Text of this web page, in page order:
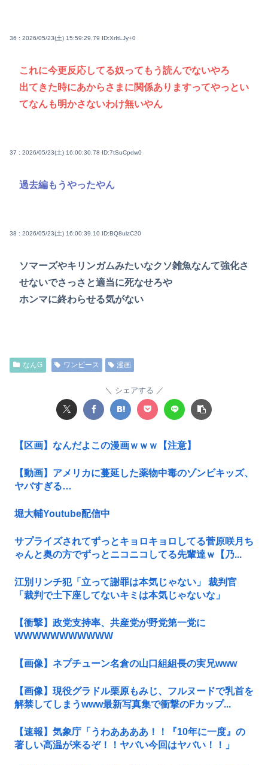
36 : 2026/05/23(土) 15:59:29.79 ID:XrItLJy+0
これに今更反応してる奴ってもう読んでないやろ
出てきた時にあからさまに関係ありますってやっとい
てなんも明かさないわけ無いやん
37 : 2026/05/23(土) 16:00:30.78 ID:7tSuCpdw0
過去編もうやったやん
38 : 2026/05/23(土) 16:00:39.10 ID:BQ8ulzC20
ソマーズやキリンガムみたいなクソ雑魚なんて強化さ
せないでさっさと適当に死なせろや
ホンマに終わらせる気がない
なんG ワンピース 漫画
シェアする
【区画】なんだよこの漫画ｗｗｗ【注意】
【動画】アメリカに蔓延した薬物中毒のゾンビキッズ、
ヤバすぎる…
堀大輔Youtube配信中
サプライズされてずっとキョロキョロしてる菅原咲月ち
ゃんと奥の方でずっとニコニコしてる先輩達ｗ【乃...
江別リンチ犯「立って謝罪は本気じゃない」 裁判官
「裁判で土下座してないキミは本気じゃないな」
【衝撃】政党支持率、共産党が野党第一党に
WWWWWWWWWWW
【画像】ネプチューン名倉の山口組組長の実兄www
【画像】現役グラドル栗原もみじ、フルヌードで乳首を
解禁してしまうwww最新写真集で衝撃のFカップ...
【速報】気象庁「うわああああ！！『10年に一度』の
著しい高温が来るぞ！！ヤバい今回はヤバい！！」